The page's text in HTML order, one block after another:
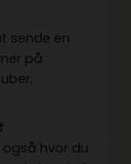
sende en
på
hvor du